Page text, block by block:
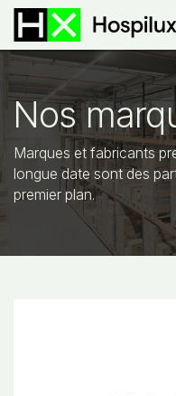
Se rendre au contenu
Nos
Marques et fabricants
longue date sont des
premier plan.